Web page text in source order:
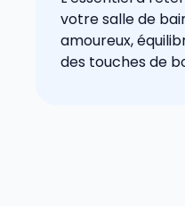
votre salle de
amoureux,
des touches de